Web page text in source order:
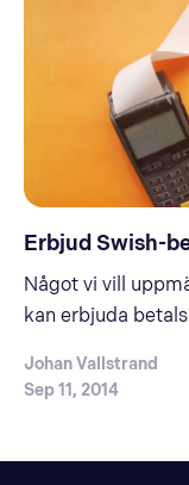
Erbjud Swish-
Något vi vill
kan erbjuda
tjänsten är sen
Johan Vallstrand
Sep 11, 2014